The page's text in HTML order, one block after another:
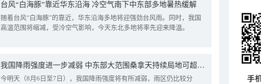
台风“白海豚”靠近华东沿海 冷空气南下中东部多地暑热缓解
随着台风“白海豚”的靠近，华东沿海多地将迎强劲台风雨。同时，我国
高温范围将缩减，受冷空气影响，今天东北多地将率先迎来降温。
我国降雨强度进一步减弱 中东部大范围桑拿天持续局地可超38℃
今明天（8月6日至7日），我国降雨强度将有所减弱，雨区仍比较分